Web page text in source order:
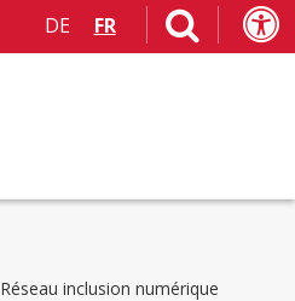
DE FR
Réseau inclusion numérique